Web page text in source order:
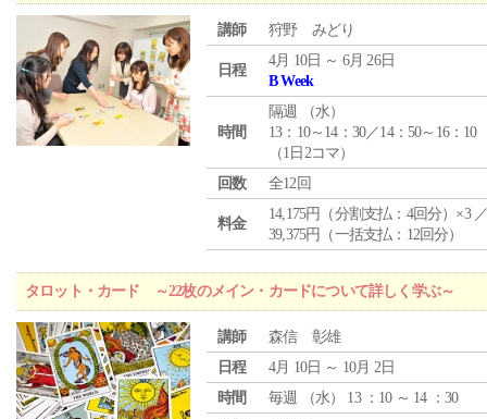
講師 狩野 みどり
日程
4月 10日 ～ 6月 26日
B Week
時間
隔週 （水）
13：10～14：30／14：50～16：10
（1日2コマ）
回数
全12回
料金
14,175円（分割支払：4回分）×3
39,375円（一括支払：12回分）
タロット・カード ～22枚のメイン・カードについて詳しく学ぶ～
講師
森信 彰雄
日程
4月 10日 ～ 10月 2日
時間
毎週 （水） 13 ：10 ～ 14 ：30